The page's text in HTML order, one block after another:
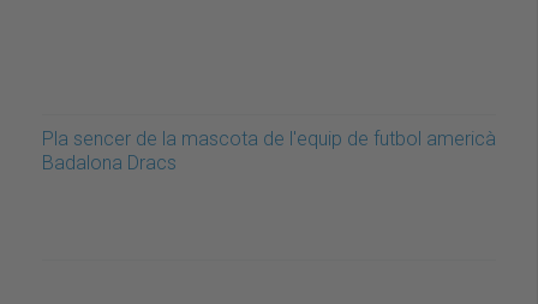
Pla sencer de la mascota de l'equip de futbol americà
Badalona Dracs